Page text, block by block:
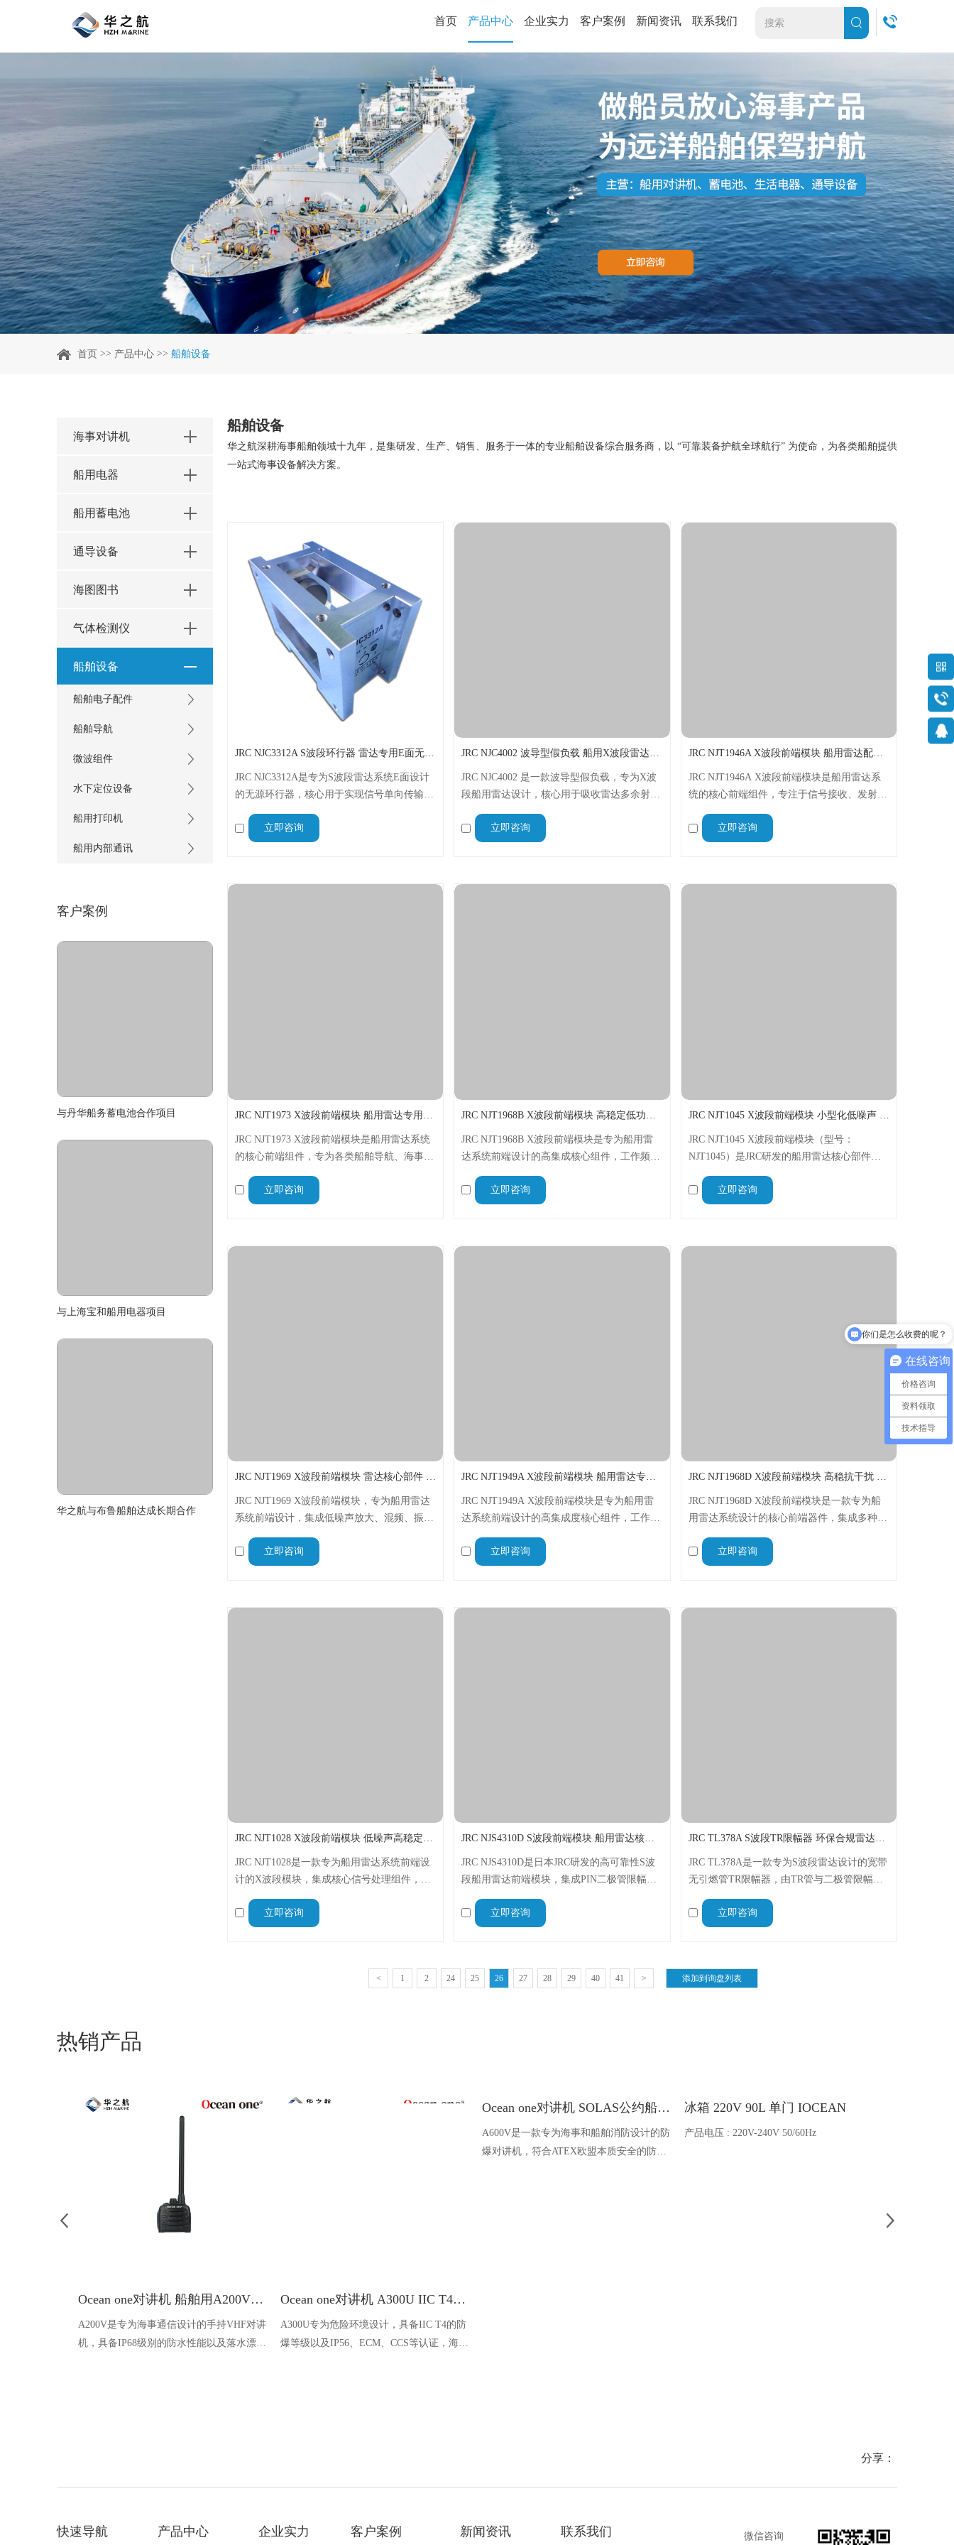
首页 产品中心 企业实力 客户案例 新闻资讯 联系我们
首页 >> 产品中心 >> 船舶设备
船舶设备
华之航深耕海事船舶领域十九年，是集研发、生产、销售、服务于一体的专业船舶设备综合服务商，以 “可靠装备护航全球航行” 为使命，为各类船舶提供
一站式海事设备解决方案。
JRC NJC3312A S波段环行器 雷达专用E面无源环行器
JRC NJC3312A是专为S波段雷达系统E面设计
的无源环行器，核心用于实现信号单向传输与
反向隔离，衔接磁控管、天线与接收机，适配
舰载、车载及地面S波段雷达，具备高功率、
高隔离、宽温适配等特点，保障雷达系统稳定
立即咨询
JRC NJC4002 波导型假负载 船用X波段雷达专用
JRC NJC4002 是一款波导型假负载，专为X波
段船用雷达设计，核心用于吸收雷达多余射频
功率、实现负载匹配，避免信号反射损坏设
备，适配海上恶劣环境，可满足雷达日常运
行、调试维护等需求，品质可靠、安装便捷。
立即咨询
JRC NJT1946A X波段前端模块 船用雷达配件 抗恶劣环境
JRC NJT1946A X波段前端模块是船用雷达系
统的核心前端组件，专注于信号接收、发射及
初步处理，适配各类商用、公务船舶雷达设
备，具备高可靠性、高精准度等特点，现货供
应、品质达标，为船舶航行安全提供稳定信号
立即咨询
JRC NJT1973 X波段前端模块是船用雷达系统
的核心前端组件，专为各类船舶导航、海事监
核心功能，具备小型轻量化、性能稳定、抗干
扰性强等特点，适配多种吨位船舶雷达系统。
立即咨询
JRC NJT1968B X波段前端模块是专为船用雷
达系统前端设计的高集成核心组件，工作频率
具备小型化、高稳定、低噪声等特点，适配各
类民用及商用船舶雷达。
立即咨询
JRC NJT1045 X波段前端模块（型号：
NJT1045）是JRC研发的船用雷达核心部件，
多种核心组件，具备小型化、低噪声、高稳定
等特点，适配各类民用及商用船舶。
立即咨询
JRC NJT1969 X波段前端模块，专为船用雷达
系统前端设计，集成低噪声放大、混频、振荡
配9.38-9.44GHz频段，可满足各类船舶雷达的
信号处理需求，保障航行安全。
立即咨询
JRC NJT1949A X波段前端模块是专为船用雷
达系统前端设计的高集成度核心组件，工作于
镜像抑制混频器等核心单元，具备小型轻量
化、性能稳定、运维便捷等特点。
立即咨询
JRC NJT1968D X波段前端模块是一款专为船
用雷达系统设计的核心前端器件，集成多种关
备体积小、重量轻、性能稳定、抗干扰强等特
点，广泛应用于各类海事场景。
立即咨询
JRC NJT1028是一款专为船用雷达系统前端设
计的X波段模块，集成核心信号处理组件，具
类船舶雷达，为航行安全提供可靠信号支撑。
立即咨询
JRC NJS4310D是日本JRC研发的高可靠性S波
段船用雷达前端模块，集成PIN二极管限幅
低功耗、抗干扰强等特点，适配3.02-3.08GHz
频段，广泛应用于各类船用导航、监控雷达。
立即咨询
JRC TL378A是一款专为S波段雷达设计的宽带
无引燃管TR限幅器，由TR管与二极管限幅器
免受高功率射频信号损坏，具备体积小、性能
优、环保安全等特点。
立即咨询
< 1 2 24 25 26 27 28 29 40 41 >
海事对讲机
船用电器
船用蓄电池
通导设备
海图图书
气体检测仪
船舶设备
船舶电子配件
船舶导航
微波组件
水下定位设备
船用打印机
船用内部通讯
客户案例
与丹华船务蓄电池合作项目
与上海宝和船用电器项目
华之航与布鲁船舶达成长期合作
热销产品
Ocean one对讲机 船舶用A200V漂浮式手持防水对讲机
A200V是专为海事通信设计的手持VHF对讲
机，具备IP68级别的防水性能以及落水漂浮
Ocean one对讲机 A300U IIC T4氢气防爆对讲机 船舶消防本质安全无线电
A300U专为危险环境设计，具备IIC T4的防
爆等级以及IP56、ECM、CCS等认证，海上
Ocean one对讲机 SOLAS公约船舶消防A600V ATEX防爆对讲机
A600V是一款专为海事和船舶消防设计的防
爆对讲机，符合ATEX欧盟本质安全的防爆
冰箱 220V 90L 单门 IOCEAN
产品电压 : 220V-240V 50/60Hz
分享：
快速导航 产品中心 企业实力 客户案例 新闻资讯 联系我们 微信咨询
在线咨询
价格咨询
资料领取
技术指导
你们是怎么收费的呢？